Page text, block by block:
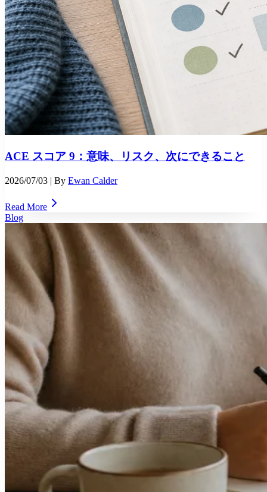
ACE スコア 9：意味、リスク、次にできること
2026/07/03 | By Ewan Calder
Read More
Blog